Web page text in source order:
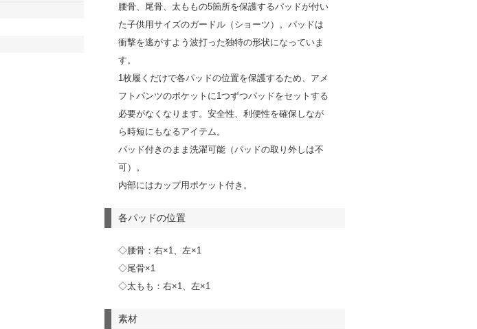
腰骨、尾骨、太ももの5箇所を保護するパッドが付い
た子供用サイズのガードル（ショーツ）。パッドは
衝撃を逃がすよう波打った独特の形状になっていま
す。
1枚履くだけで各パッドの位置を保護するため、アメ
フトパンツのポケットに1つずつパッドをセットする
必要がなくなります。安全性、利便性を確保しなが
ら時短にもなるアイテム。
パッド付きのまま洗濯可能（パッドの取り外しは不
可）。
内部にはカップ用ポケット付き。
各パッドの位置
◇腰骨：右×1、左×1
◇尾骨×1
◇太もも：右×1、左×1
素材